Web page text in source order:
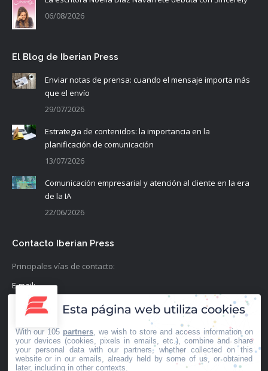
06/08/2026
El Blog de Iberian Press
Enviar notas de prensa: cuando el mensaje importa más
que el envío
29/07/2026
Estrategia de contenidos: la importancia en la
planificación de comunicación
13/07/2026
Comunicación empresarial y atención al cliente en la era
de la IA
22/06/2026
Contacto Iberian Press
Principales vías de contacto:
E-mail:
info@iberianpress.es
+34 911863556
Fax:
Esta página web utiliza cookies
With our 105 partners , we wish to store and access information on
your devices (cookies, pixels in emails, etc.), combine and share
your personal data with our partners, whether collected on this
website or in our emails, already held by some of us, or obtained
later, including in other contexts.